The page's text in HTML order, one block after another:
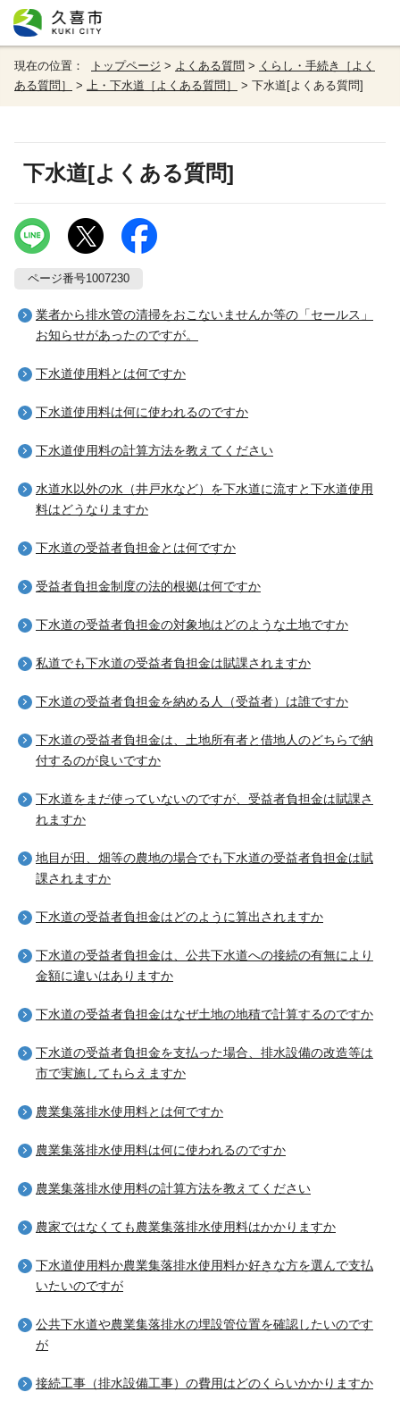
現在の位置： トップページ > よくある質問 > くらし・手続き［よく
ある質問］
> 上・下水道［よくある質問］ > 下水道[よくある質問]
下水道[よくある質問]
ページ番号1007230
業者から排水管の清掃をおこないませんか等の「セールス」
お知らせがあったのですが。
下水道使用料とは何ですか
下水道使用料は何に使われるのですか
下水道使用料の計算方法を教えてください
水道水以外の水（井戸水など）を下水道に流すと下水道使用
料はどうなりますか
下水道の受益者負担金とは何ですか
受益者負担金制度の法的根拠は何ですか
下水道の受益者負担金の対象地はどのような土地ですか
私道でも下水道の受益者負担金は賦課されますか
下水道の受益者負担金を納める人（受益者）は誰ですか
下水道の受益者負担金は、土地所有者と借地人のどちらで納
付するのが良いですか
下水道をまだ使っていないのですが、受益者負担金は賦課さ
れますか
地目が田、畑等の農地の場合でも下水道の受益者負担金は賦
課されますか
下水道の受益者負担金はどのように算出されますか
下水道の受益者負担金は、公共下水道への接続の有無により
金額に違いはありますか
下水道の受益者負担金はなぜ土地の地積で計算するのですか
下水道の受益者負担金を支払った場合、排水設備の改造等は
市で実施してもらえますか
農業集落排水使用料とは何ですか
農業集落排水使用料は何に使われるのですか
農業集落排水使用料の計算方法を教えてください
農家ではなくても農業集落排水使用料はかかりますか
下水道使用料か農業集落排水使用料か好きな方を選んで支払
いたいのですが
公共下水道や農業集落排水の埋設管位置を確認したいのです
が
接続工事（排水設備工事）の費用はどのくらいかかりますか